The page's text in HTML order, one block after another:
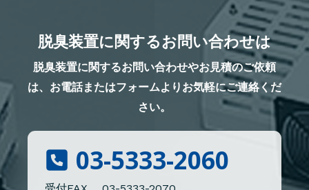
脱臭装置に関するお問い合わせは
脱臭装置に関するお問い合わせやお見積のご依頼
は、お電話またはフォームよりお気軽にご連絡くだ
さい。
03-5333-2060